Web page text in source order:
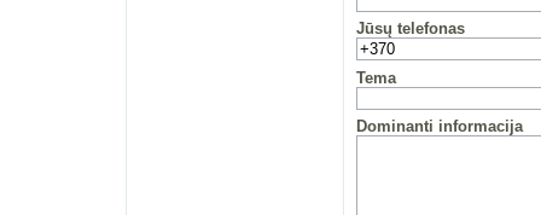
Jūsų telefonas
Tema
Dominanti informacija